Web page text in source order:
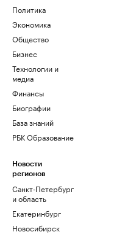
Политика
Экономика
Общество
Бизнес
Технологии и
медиа
Финансы
Биографии
База знаний
РБК Образование
Новости
регионов
Санкт-Петербург
и область
Екатеринбург
Новосибирск